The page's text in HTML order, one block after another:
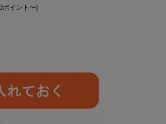
ポイント〜]